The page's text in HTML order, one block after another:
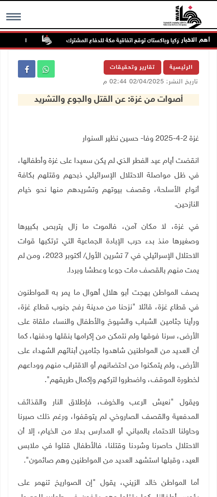
MENU أهم الاخبار
وتركيا وباكستان توقع اتفاقية مكة للدفاع المشترك الطقس: أجواء
الرئيسية تقارير وتحقيقات
تاريخ النشر: 02/04/2025 02:44 م
أصوات من غزة: عن القتل والجوع والتشريد
غزة 2-4-2025 وفا- حسين نظير السنوار
انقضت أيام عيد الفطر الذي لم يكن سعيدا على غزة وأطفالها،
في ظل مواصلة الاحتلال الإسرائيلي ذبحهم وقتلهم بكافة
أنواع الأسلحة، وقصف بيوتهم وتشريدهم منها نحو خيام
النازحين.
في غزة، لا مكان آمن، فالموت ما زال يتربص بكبيرها
وصغيرها منذ بدء حرب الإبادة الجماعية التي ترتكبها قوات
الاحتلال الإسرائيلي في 7 تشرين الأول/ أكتوبر 2023، ومن لم
يمت منهم بالقصف مات جوعا وعطشا وبردا.
يصف المواطن بهجت أبو هلال أهوال ما يمر به المواطنون
في قطاع غزة، قائلا "نزحنا من مدينة رفح جنوب قطاع غزة،
ورأينا جثامين الشباب والشيوخ والأطفال والنساء ملقاة على
الأرض، سرنا فوقها ولم نتمكن من إكرامها بنقلها ودفنها، كما
أن العديد من المواطنين شاهدوا جثامين أبنائهم الشهداء على
الأرض، ولم يتمكنوا من احتضانهم أو الاقتراب منهم ووداعهم
لخطورة الموقف، واضطروا لتركهم وإكمال طريقهم".
ويقول "نعيش الرعب والخوف، فإطلاق النار والقذائف
المدفعية والقصف الصاروخي لم يتوقفوا، ورغم ذلك صبرنا
وحاولنا الاحتماء بالمباني أو المدارس بدلا من الخيام، إلا أن
الاحتلال حاصرنا وشردنا وقتلنا، فالأطفال قتلوا في ملابس
العيد، وقبلها استشهد العديد من المواطنين وهم صائمون".
أما المواطن خالد الزيني، يقول "إن الصواريخ تنهمر على